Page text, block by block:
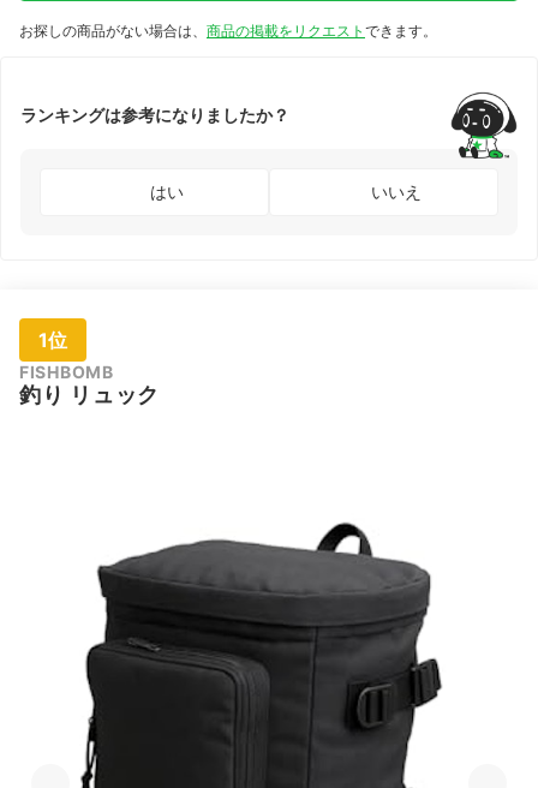
お探しの商品がない場合は、 商品の掲載をリクエスト できます。
ランキングは参考になりましたか？
はい いいえ
1位
FISHBOMB
釣り リュック